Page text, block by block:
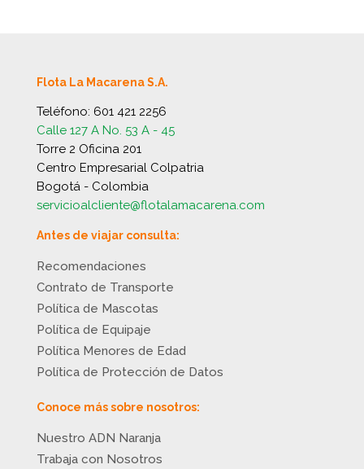
Flota La Macarena S.A.
Teléfono: 601 421 2256
Calle 127 A No. 53 A - 45
Torre 2 Oficina 201
Centro Empresarial Colpatria
Bogotá - Colombia
servicioalcliente@flotalamacarena.com
Antes de viajar consulta:
Recomendaciones
Contrato de Transporte
Política de Mascotas
Política de Equipaje
Política Menores de Edad
Política de Protección de Datos
Conoce más sobre nosotros:
Nuestro ADN Naranja
Trabaja con Nosotros